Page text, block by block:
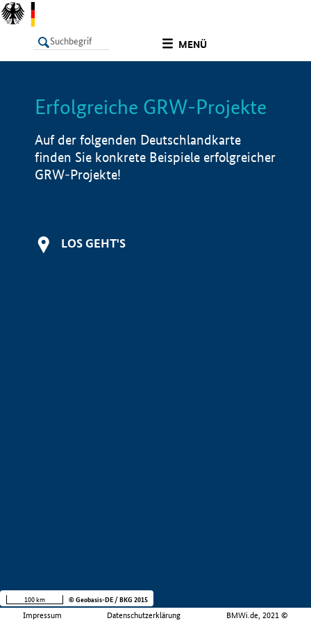
MENÜ
LISTE Info
Erfolgreiche GRW-Projekte
Auf der folgenden Deutschlandkarte
finden Sie konkrete Beispiele erfolgreicher
GRW-Projekte!
LOS GEHT'S
Impressum Datenschutzerklärung BMWi.de, 2021 ©
100 km © Geobasis-DE / BKG 2015